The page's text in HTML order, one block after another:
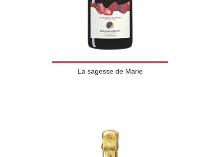
La sagesse de Marie